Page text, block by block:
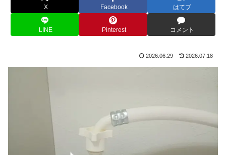
X Facebook はてブ
LINE Pinterest コメント
2026.06.29 2026.07.18